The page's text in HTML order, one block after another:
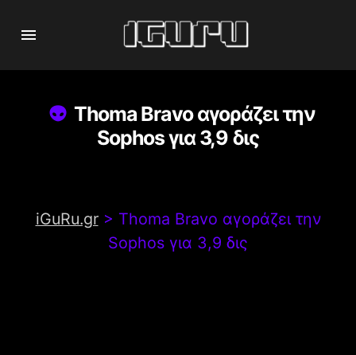
Thoma Bravo αγοράζει την
Sophos για 3,9 δις
iGuRu.gr> Thoma Bravo αγοράζει την
Sophos για 3,9 δις